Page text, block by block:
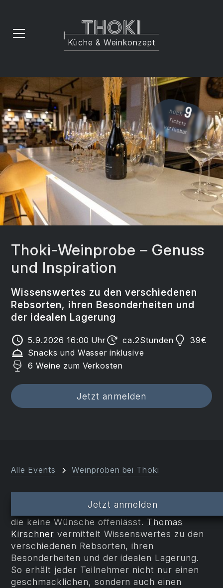
Thoki
Küche & Weinkonzept
Thoki-Weinprobe – Genuss
und Inspiration
Wissenswertes zu den verschiedenen
Rebsorten, ihren Besonderheiten und
der idealen Lagerung
5.9.2026 16:00 Uhr ca.2Stunden 39€
Snacks und Wasser inklusive
6 Weine zum Verkosten
Jetzt anmelden
noch9
Tickets
verfügbar
Alle Events Weinproben bei Thoki
finden bei Thoki eine Weinprobe,
die keine Wünsche offenlässt. Thomas
Kirschner vermittelt Wissenswertes zu den
verschiedenen Rebsorten, ihren
Besonderheiten und der idealen Lagerung.
So erhält jeder Teilnehmer nicht nur einen
geschmacklichen, sondern auch einen
Jetzt anmelden